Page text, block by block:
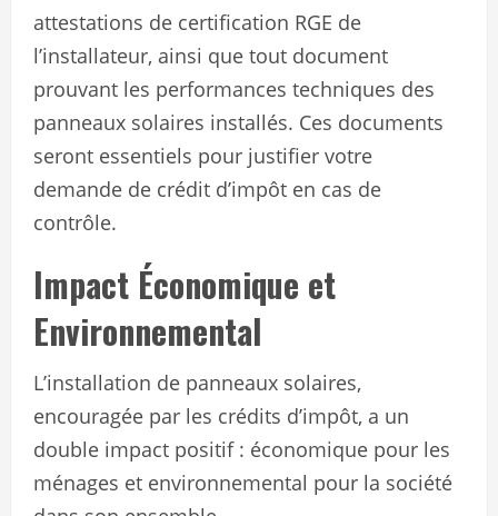
attestations de certification RGE de
l’installateur, ainsi que tout document
prouvant les performances techniques des
panneaux solaires installés. Ces documents
seront essentiels pour justifier votre
demande de crédit d’impôt en cas de
contrôle.
Impact Économique et
Environnemental
L’installation de panneaux solaires,
encouragée par les crédits d’impôt, a un
double impact positif : économique pour les
ménages et environnemental pour la société